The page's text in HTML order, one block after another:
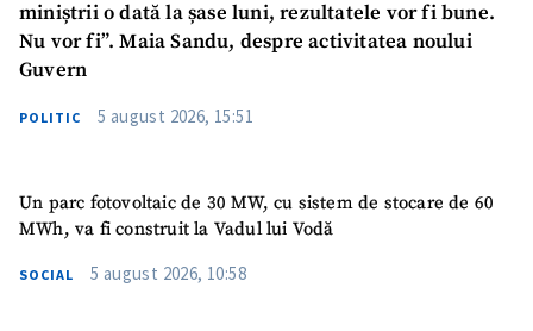
SUSȚINE
miniștrii o dată la șase luni, rezultatele vor fi bune.
Nu vor fi”. Maia Sandu, despre activitatea noului
Guvern
POLITIC 5 august 2026, 15:51
Un parc fotovoltaic de 30 MW, cu sistem de stocare de 60
MWh, va fi construit la Vadul lui Vodă
SOCIAL 5 august 2026, 10:58